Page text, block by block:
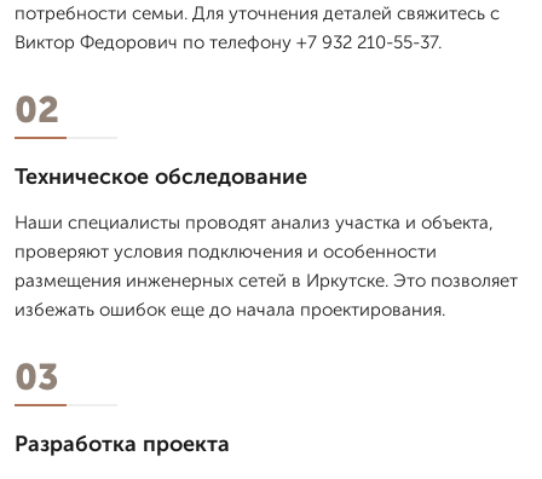
потребности семьи. Для уточнения деталей свяжитесь с
Виктор Федорович по телефону +7 932 210-55-37.
02
Техническое обследование
Наши специалисты проводят анализ участка и объекта,
проверяют условия подключения и особенности
размещения инженерных сетей в Иркутске. Это позволяет
избежать ошибок еще до начала проектирования.
03
Разработка проекта